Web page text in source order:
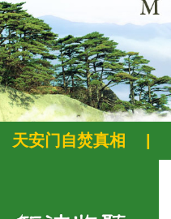
天安门自焚真相